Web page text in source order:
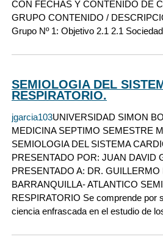
CON FECHAS Y CONTENIDO DE
GRUPO CONTENIDO /
Grupo Nº 1: Objetivo 2.1 2.1
SEMIOLOGIA DEL
RESPIRATORIO.
jgarcia103UNIVERSIDAD SIMON
MEDICINA SEPTIMO SEMESTRE
SEMIOLOGIA DEL SISTEMA
PRESENTADO POR: JUAN DAVID
PRESENTADO A: DR.
BARRANQUILLA- ATLANTICO
RESPIRATORIO Se comprende por
ciencia enfrascada en el estudio de